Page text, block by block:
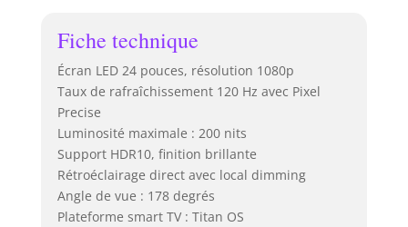
Fiche technique
Écran LED 24 pouces, résolution 1080p
Taux de rafraîchissement 120 Hz avec Pixel
Precise
Luminosité maximale : 200 nits
Support HDR10, finition brillante
Rétroéclairage direct avec local dimming
Angle de vue : 178 degrés
Plateforme smart TV : Titan OS